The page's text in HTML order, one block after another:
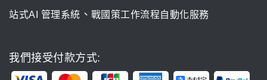
站式AI 管理系統 、 戰國策工作流程自動化服務
我們接受付款方式: